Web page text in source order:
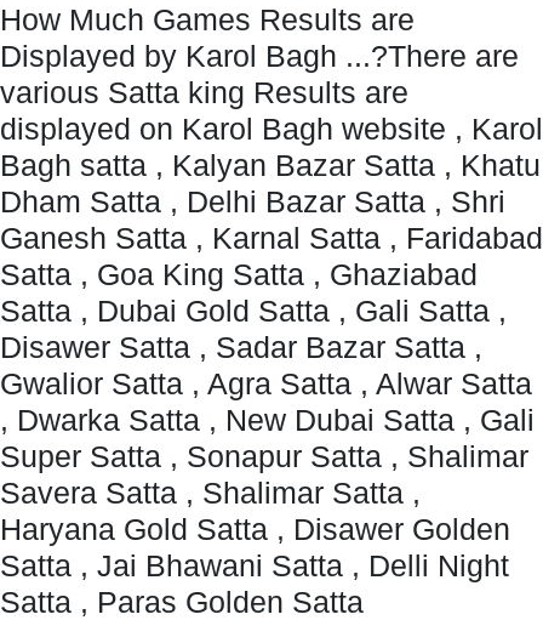
How Much Games Results are
Displayed by Karol Bagh ...?There are
various Satta king Results are
displayed on Karol Bagh website , Karol
Bagh satta , Kalyan Bazar Satta , Khatu
Dham Satta , Delhi Bazar Satta , Shri
Ganesh Satta , Karnal Satta , Faridabad
Satta , Goa King Satta , Ghaziabad
Satta , Dubai Gold Satta , Gali Satta ,
Disawer Satta , Sadar Bazar Satta ,
Gwalior Satta , Agra Satta , Alwar Satta
, Dwarka Satta , New Dubai Satta , Gali
Super Satta , Sonapur Satta , Shalimar
Savera Satta , Shalimar Satta ,
Haryana Gold Satta , Disawer Golden
Satta , Jai Bhawani Satta , Delli Night
Satta , Paras Golden Satta